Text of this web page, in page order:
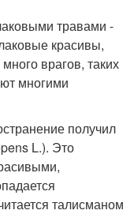
травами -
красивы,
врагов, таких
многими
получил
L.). Это
талисманом